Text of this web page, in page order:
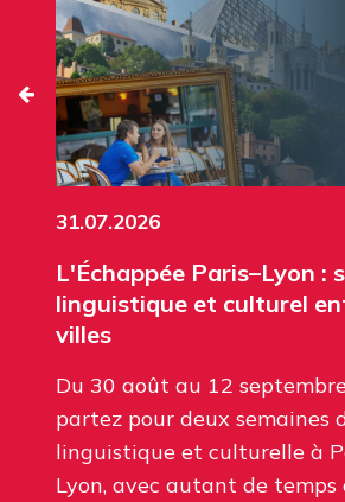
31.07.2026
L'Échappée Paris–Lyon :
linguistique et culturel
villes
Du 30 août au 12
partez pour deux semaines
linguistique et culturelle à
Lyon, avec autant de temps